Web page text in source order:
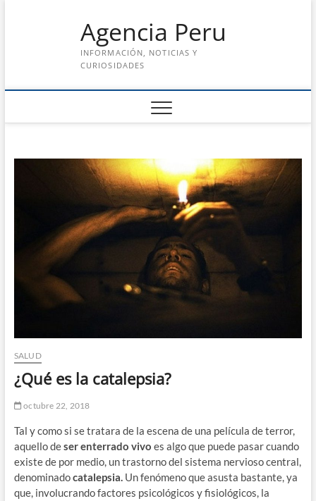
Agencia Peru
INFORMACIÓN, NOTICIAS Y
CURIOSIDADES
SALUD
¿Qué es la catalepsia?
octubre 22, 2018
Tal y como si se tratara de la escena de una película de terror,
aquello deser enterrado vivo es algo que puede pasar cuando
existe de por medio, un trastorno del sistema nervioso central,
denominadocatalepsia. Un fenómeno que asusta bastante, ya
que, involucrando factores psicológicos y fisiológicos, la